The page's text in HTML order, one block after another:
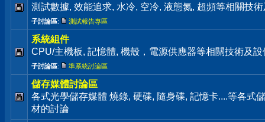
測試數據, 效能追求, 水冷, 空冷, 液態氮, 超頻等相關技
子討論區: 測試報告專區
系統組件
CPU/主機板, 記憶體, 機殼，電源供應器等相關技術及
子討論區: 準系統討論區
儲存媒體討論區
各式光學儲存媒體 燒錄, 硬碟, 隨身碟, 記憶卡....等各式
材的討論